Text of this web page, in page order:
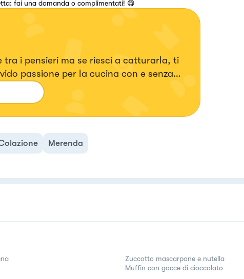
fai una domanda o complimentati! 😋
tra i pensieri ma se riesci a catturarla, ti
passione per la cucina con e senza
Merenda
Zuccotto mascarpone e nutella
Muffin con gocce di cioccolato